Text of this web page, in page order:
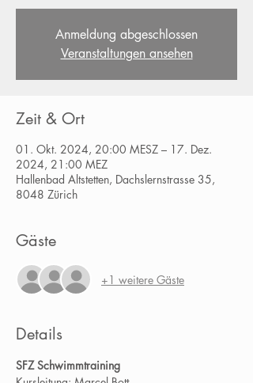
Anmeldung abgeschlossen
Veranstaltungen ansehen
Zeit & Ort
01. Okt. 2024, 20:00 MESZ – 17. Dez.
2024, 21:00 MEZ
Hallenbad Altstetten, Dachslernstrasse 35,
8048 Zürich
Gäste
+1 weitere Gäste
Details
SFZ Schwimmtraining